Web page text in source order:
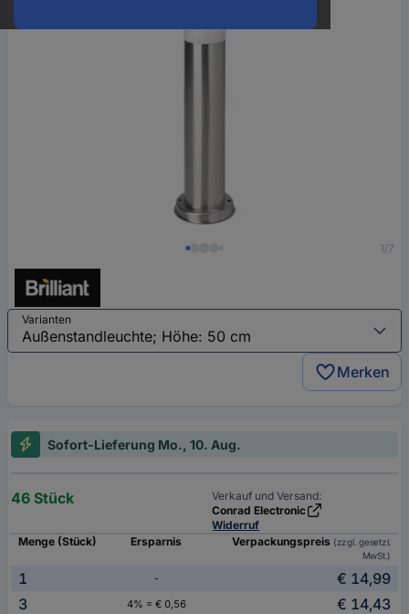
1/7
Varianten
Merken
Sofort-Lieferung Mo., 10. Aug.
46 Stück
Verkauf und Versand:
Conrad Electronic
Widerruf
Menge (Stück)
Ersparnis Verpackungspreis (zzgl. gesetzl.
MwSt.)
1 -
€ 14,99
3
4% = € 0,56
€ 14,43